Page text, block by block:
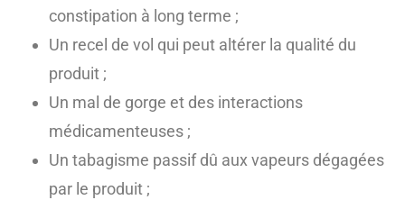
constipation à long terme ;
Un recel de vol qui peut altérer la qualité du
produit ;
Un mal de gorge et des interactions
médicamenteuses ;
Un tabagisme passif dû aux vapeurs dégagées
par le produit ;